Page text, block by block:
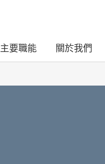
主要職能 關於我們